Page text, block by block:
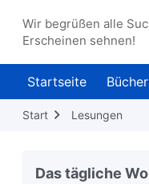
Wir begrüßen alle
Erscheinen sehnen!
Startseite Bücher
Start Lesungen
Das tägliche